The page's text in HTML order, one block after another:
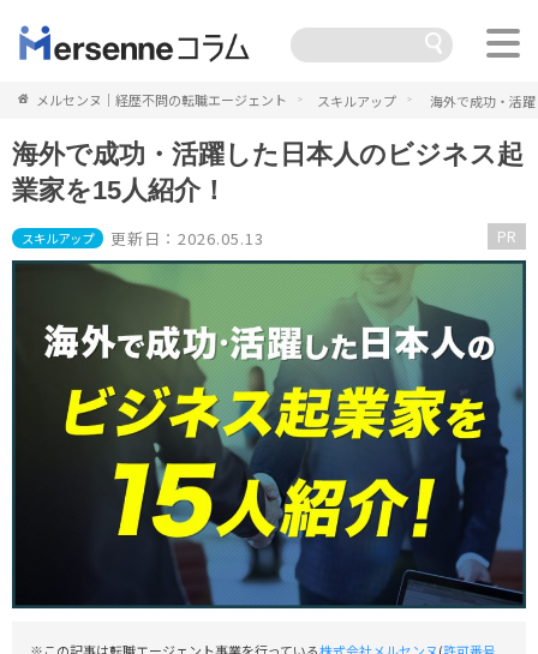
メルセンヌ｜経歴不問の転職エージェント スキルアップ 海外で成功・活
海外で成功・活躍した日本人のビジネス起
業家を15人紹介！
スキルアップ 更新日：2026.05.13 PR
※この記事は転職エージェント事業を行っている株式会社メルセンヌ(許可番号